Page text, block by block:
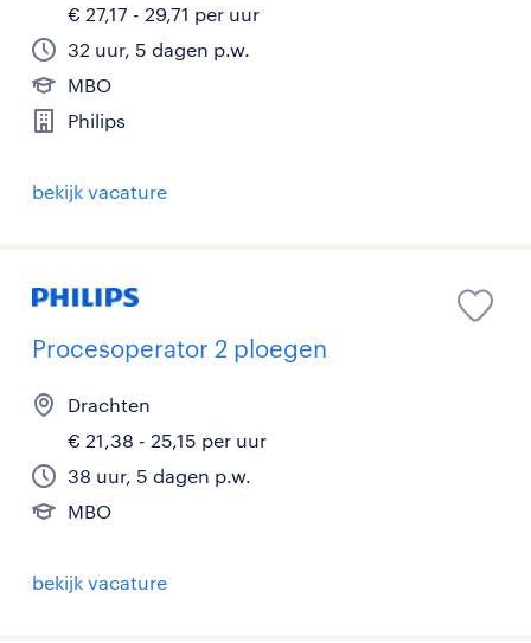
€ 27,17 - 29,71 per uur
32 uur, 5 dagen p.w.
MBO
Philips
bekijk vacature
Procesoperator 2 ploegen
Drachten
€ 21,38 - 25,15 per uur
38 uur, 5 dagen p.w.
MBO
bekijk vacature